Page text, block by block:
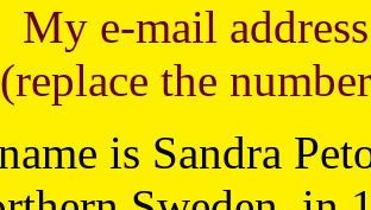
My e-mail
(replace the
is Sandra